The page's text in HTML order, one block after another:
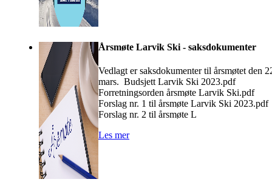
Årsmøte Larvik Ski - saksdokumenter
Vedlagt er saksdokumenter til årsmøtet den
mars. Budsjett Larvik Ski 2023.pdf
Forretningsorden årsmøte Larvik Ski.pdf
Forslag nr. 1 til årsmøte Larvik Ski 2023.pdf
Forslag nr. 2 til årsmøte L
Les mer